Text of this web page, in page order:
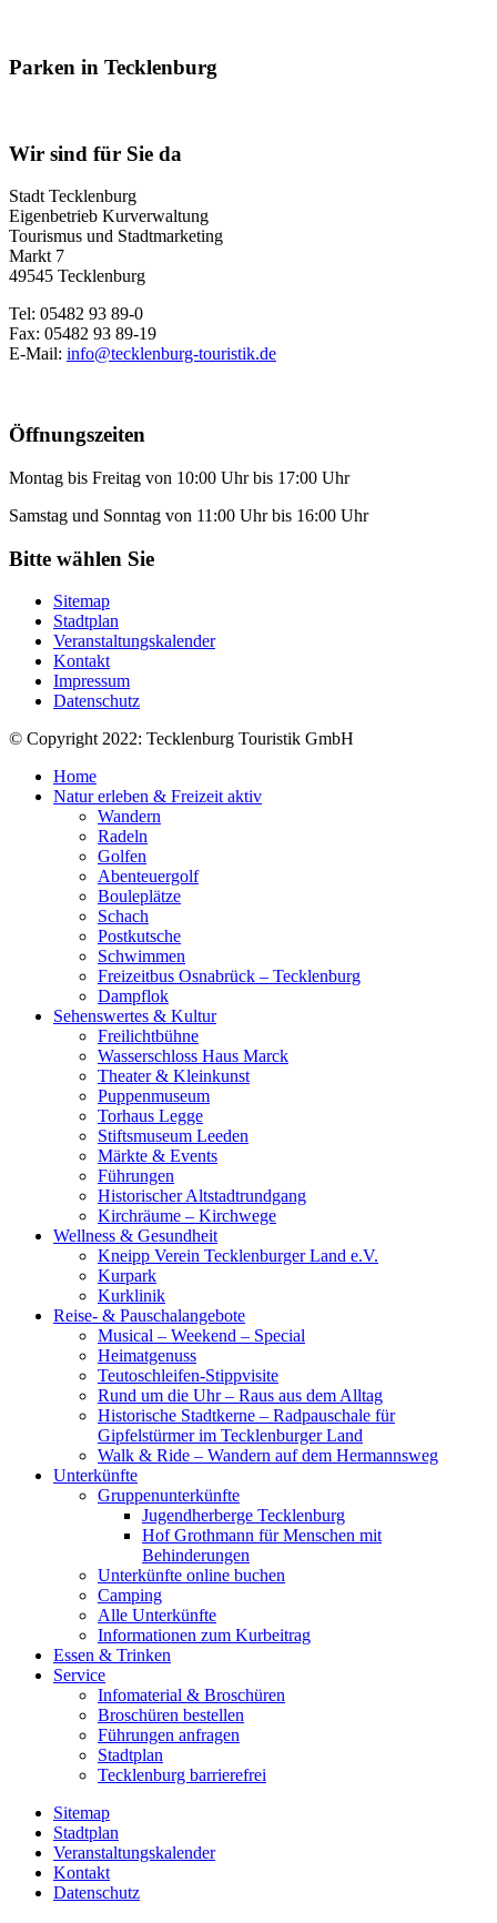
Parken in Tecklenburg
Wir sind für Sie da
Stadt Tecklenburg
Eigenbetrieb Kurverwaltung
Tourismus und Stadtmarketing
Markt 7
49545 Tecklenburg
Tel: 05482 93 89-0
Fax: 05482 93 89-19
E-Mail: info@tecklenburg-touristik.de
Öffnungszeiten
Montag bis Freitag von 10:00 Uhr bis 17:00 Uhr
Samstag und Sonntag von 11:00 Uhr bis 16:00 Uhr
Bitte wählen Sie
Sitemap
Stadtplan
Veranstaltungskalender
Kontakt
Impressum
Datenschutz
© Copyright 2022: Tecklenburg Touristik GmbH
Home
Natur erleben & Freizeit aktiv
Wandern
Radeln
Golfen
Abenteuergolf
Bouleplätze
Schach
Postkutsche
Schwimmen
Freizeitbus Osnabrück – Tecklenburg
Dampflok
Sehenswertes & Kultur
Freilichtbühne
Wasserschloss Haus Marck
Theater & Kleinkunst
Puppenmuseum
Torhaus Legge
Stiftsmuseum Leeden
Märkte & Events
Führungen
Historischer Altstadtrundgang
Kirchräume – Kirchwege
Wellness & Gesundheit
Kneipp Verein Tecklenburger Land e.V.
Kurpark
Kurklinik
Reise- & Pauschalangebote
Musical – Weekend – Special
Heimatgenuss
Teutoschleifen-Stippvisite
Rund um die Uhr – Raus aus dem Alltag
Historische Stadtkerne – Radpauschale für
Gipfelstürmer im Tecklenburger Land
Walk & Ride – Wandern auf dem Hermannsweg
Unterkünfte
Gruppenunterkünfte
Jugendherberge Tecklenburg
Hof Grothmann für Menschen mit
Behinderungen
Unterkünfte online buchen
Camping
Alle Unterkünfte
Informationen zum Kurbeitrag
Essen & Trinken
Service
Infomaterial & Broschüren
Broschüren bestellen
Führungen anfragen
Stadtplan
Tecklenburg barrierefrei
Sitemap
Stadtplan
Veranstaltungskalender
Kontakt
Datenschutz